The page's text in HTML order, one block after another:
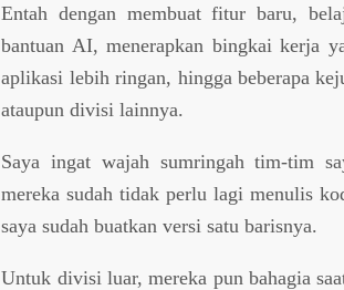
Entah dengan membuat fitur baru,
bantuan AI, menerapkan bingkai kerja
aplikasi lebih ringan, hingga beberapa
ataupun divisi lainnya.
Saya ingat wajah sumringah tim-tim
mereka sudah tidak perlu lagi menulis
saya sudah buatkan versi satu barisnya.
Untuk divisi luar, mereka pun bahagia